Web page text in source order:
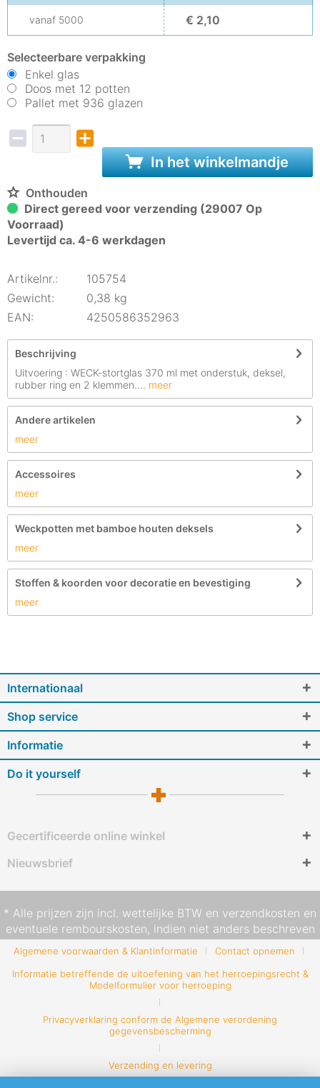
vanaf 5000 € 2,10
Selecteerbare verpakking
Enkel glas
Doos met 12 potten
Pallet met 936 glazen
In het winkelmandje
Onthouden
Direct gereed voor verzending (29007 Op
Voorraad)
Levertijd ca. 4-6 werkdagen
Artikelnr.:
105754
Gewicht:
0,38 kg
EAN:
4250586352963
Beschrijving
Uitvoering : WECK-stortglas 370 ml met onderstuk, deksel,
rubber ring en 2 klemmen.... meer
Andere artikelen
meer
Accessoires
meer
Weckpotten met bamboe houten deksels
meer
Stoffen & koorden voor decoratie en bevestiging
meer
Internationaal
Shop service
Informatie
Do it yourself
Gecertificeerde online winkel
Nieuwsbrief
* Alle prijzen zijn incl. wettelijke BTW en verzendkosten en
eventuele rembourskosten, indien niet anders beschreven
Algemene voorwaarden & Klantinformatie
Contact opnemen
Informatie betreffende de uitoefening van het herroepingsrecht &
Modelformulier voor herroeping
Privacyverklaring conform de Algemene verordening
gegevensbescherming
Verzending en levering